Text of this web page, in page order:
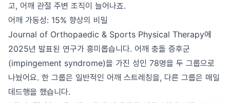
고, 어깨 관절 주변 조직이 늘어나죠.
어깨 가동성: 15% 향상의 비밀
Journal of Orthopaedic & Sports Physical Therapy에
2025년 발표된 연구가 흥미롭습니다. 어깨 충돌 증후군
(impingement syndrome)을 가진 성인 78명을 두 그룹으로
나눴어요. 한 그룹은 일반적인 어깨 스트레칭을, 다른 그룹은 매일
데드행을 했습니다.